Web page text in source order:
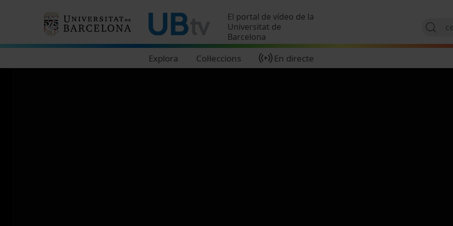
El portal de vídeo de la
Universitat de
Barcelona
Explora Col·leccions En directe